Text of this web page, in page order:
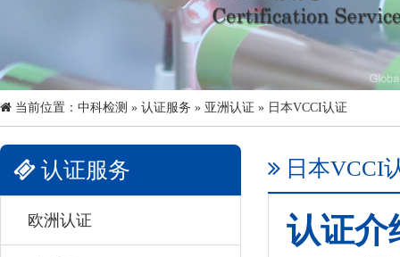
当前位置： 中科检测 » 认证服务 » 亚洲认证 » 日本VCCI认证
认证服务
欧洲认证
日本VCCI
认证介